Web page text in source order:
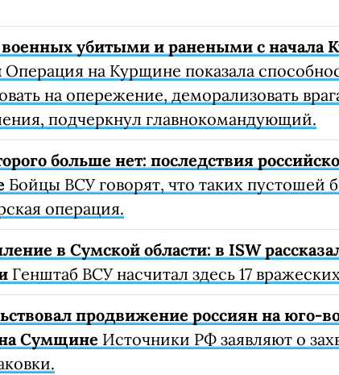
военных убитыми и ранеными с начала
Операция на Курщине показала
на опережение, деморализовать
подчеркнул главнокомандующий.
больше нет: последствия
Бойцы ВСУ говорят, что таких пустошей
операция.
в Сумской области: в ISW
Генштаб ВСУ насчитал здесь 17
продвижение россиян на юго-
Сумщине Источники РФ заявляют о